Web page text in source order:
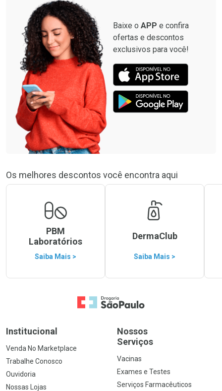
Baixe o APP e confira
ofertas e descontos
exclusivos para você!
Os melhores descontos você encontra aqui
PBM
Laboratórios
Saiba Mais >
DermaClub
Saiba Mais >
Ir para a Home
Institucional
Venda No Marketplace
Trabalhe Conosco
Ouvidoria
Nossas Lojas
Nossos
Serviços
Vacinas
Exames e Testes
Serviços Farmacêuticos